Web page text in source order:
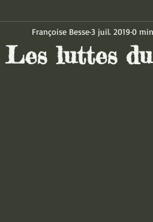
Les luttes
Françoise Besse3 juil. 2019 0